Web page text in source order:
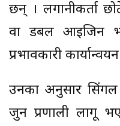
छन् । लगानीकर्ता
वा डबल आइजिन
प्रभावकारी
उनका अनुसार
जुन प्रणाली लागू